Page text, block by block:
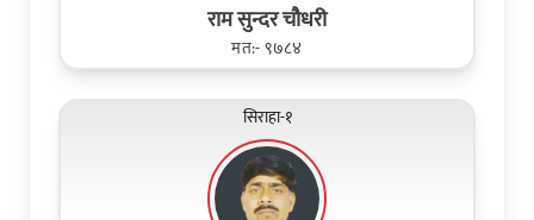
राम सुन्दर चौधरी
मत:- ९७८४
सिराहा-१